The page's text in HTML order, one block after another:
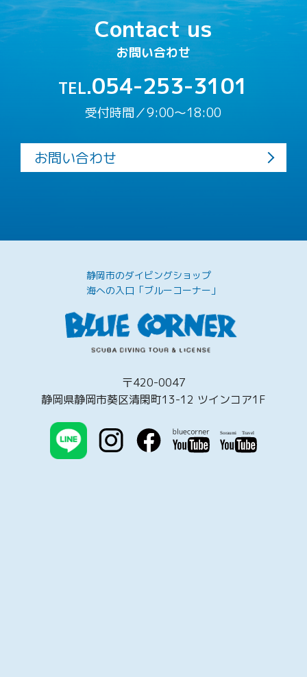
Contact us
お問い合わせ
TEL.054-253-3101
受付時間／9:00〜18:00
お問い合わせ
静岡市のダイビングショップ
海への入口「ブルーコーナー」
〒420-0047
静岡県静岡市葵区清閑町13-12 ツインコア1F